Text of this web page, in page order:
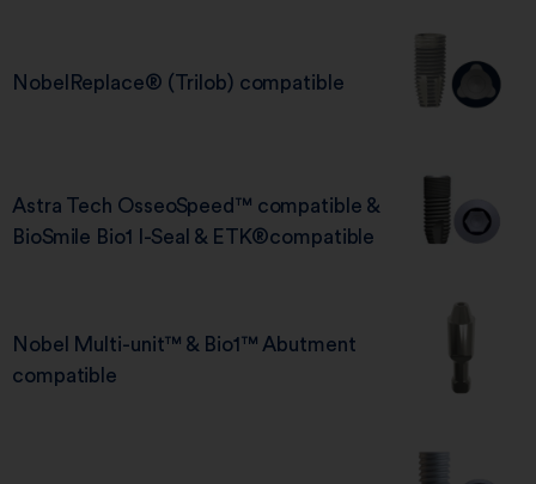
NobelReplace® (Trilob) compatible
Astra Tech OsseoSpeed™ compatible &
BioSmile Bio1 I-Seal & ETK®compatible
Nobel Multi-unit™ & Bio1­™ Abutment
compatible